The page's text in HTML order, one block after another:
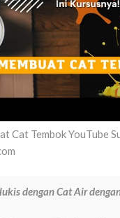
Cat Tembok YouTube
dengan Cat Air